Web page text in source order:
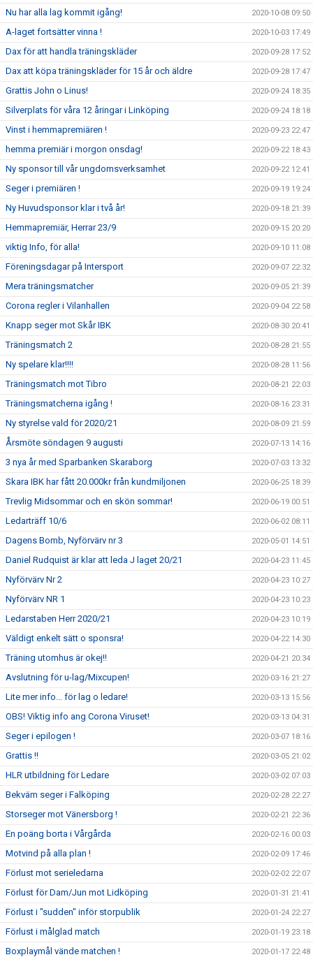
Nu har alla lag kommit igång! 2020-10-08 09:50
A-laget fortsätter vinna ! 2020-10-03 17:49
Dax för att handla träningskläder 2020-09-28 17:52
Dax att köpa träningskläder för 15 år och äldre 2020-09-28 17:47
Grattis John o Linus! 2020-09-24 18:35
Silverplats för våra 12 åringar i Linköping 2020-09-24 18:18
Vinst i hemmapremiären ! 2020-09-23 22:47
hemma premiär i morgon onsdag! 2020-09-22 18:43
Ny sponsor till vår ungdomsverksamhet 2020-09-22 12:41
Seger i premiären ! 2020-09-19 19:24
Ny Huvudsponsor klar i två år! 2020-09-18 21:39
Hemmapremiär, Herrar 23/9 2020-09-15 20:20
viktig Info, för alla! 2020-09-10 11:08
Föreningsdagar på Intersport 2020-09-07 22:32
Mera träningsmatcher 2020-09-05 21:39
Corona regler i Vilanhallen 2020-09-04 22:58
Knapp seger mot Skår IBK 2020-08-30 20:41
Träningsmatch 2 2020-08-28 21:55
Ny spelare klar!!!! 2020-08-28 11:56
Träningsmatch mot Tibro 2020-08-21 22:03
Träningsmatcherna igång ! 2020-08-16 23:31
Ny styrelse vald för 2020/21 2020-08-09 21:59
Årsmöte söndagen 9 augusti 2020-07-13 14:16
3 nya år med Sparbanken Skaraborg 2020-07-03 13:32
Skara IBK har fått 20.000kr från kundmiljonen 2020-06-25 18:39
Trevlig Midsommar och en skön sommar! 2020-06-19 00:51
Ledarträff 10/6 2020-06-02 08:11
Dagens Bomb, Nyförvärv nr 3 2020-05-01 14:51
Daniel Rudquist är klar att leda J laget 20/21 2020-04-23 11:45
Nyförvärv Nr 2 2020-04-23 10:27
Nyförvärv NR 1 2020-04-23 10:23
Ledarstaben Herr 2020/21 2020-04-23 10:19
Väldigt enkelt sätt o sponsra! 2020-04-22 14:30
Träning utomhus är okej!! 2020-04-21 20:34
Avslutning för u-lag/Mixcupen! 2020-03-16 21:27
Lite mer info... för lag o ledare! 2020-03-13 15:56
OBS! Viktig info ang Corona Viruset! 2020-03-13 04:31
Seger i epilogen ! 2020-03-07 18:16
Grattis !! 2020-03-05 21:02
HLR utbildning för Ledare 2020-03-02 07:03
Bekväm seger i Falköping 2020-02-28 22:27
Storseger mot Vänersborg ! 2020-02-21 22:36
En poäng borta i Vårgårda 2020-02-16 00:03
Motvind på alla plan ! 2020-02-09 17:46
Förlust mot serieledarna 2020-02-02 22:07
Förlust för Dam/Jun mot Lidköping 2020-01-31 21:41
Förlust i "sudden" inför storpublik 2020-01-24 22:27
Förlust i målglad match 2020-01-19 23:18
Boxplaymål vände matchen ! 2020-01-17 22:48